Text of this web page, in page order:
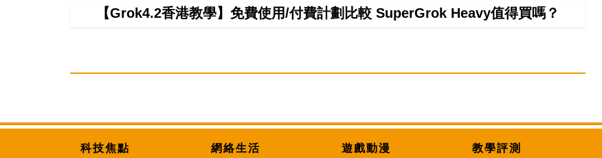
【Grok4.2香港教學】免費使用/付費計劃比較 SuperGrok Heavy值得買嗎？
科技焦點 網絡生活 遊戲動漫 教學評測